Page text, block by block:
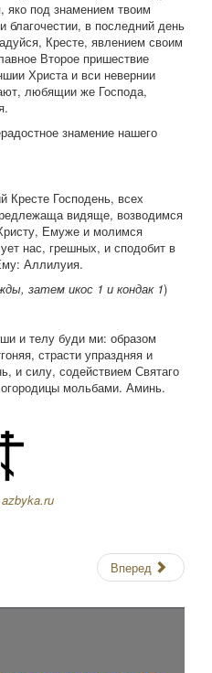
под знамением твоим
в последний день
Кресте, явлением своим
Второе пришествие
Христа и вси невернии
любящии же Господа,
знамение нашего
Господень, всех
видяще, возводимся
Емуже и молимся
нас, грешных, и сподобит в
Аллилуия.
затем икос 1 и кондак 1)
и телу буди ми: образом
страсти упраздняя и
и силу, содействием Святаго
мольбами. Аминь.
azbyka.ru
Вперед